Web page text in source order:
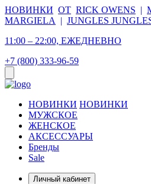
НОВИНКИ ОТ RICK OWENS |
MARGIELA
| JUNGLES
11:00 – 22:00, ЕЖЕДНЕВНО
+7 (800) 333-96-59
НОВИНКИ НОВИНКИ
МУЖСКОЕ
ЖЕНСКОЕ
АКСЕССУАРЫ
Бренды
Sale
Личный кабинет